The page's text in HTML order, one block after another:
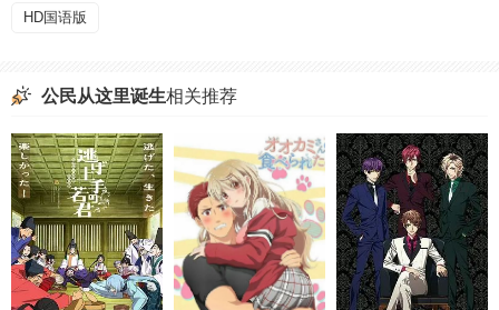
HD国语版
公民从这里诞生相关推荐